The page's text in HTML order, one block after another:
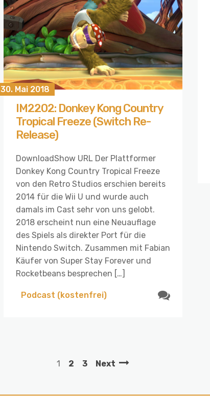
30. Mai 2018
IM2202: Donkey Kong Country
Tropical Freeze (Switch Re-
Release)
DownloadShow URL Der Plattformer
Donkey Kong Country Tropical Freeze
von den Retro Studios erschien bereits
2014 für die Wii U und wurde auch
damals im Cast sehr von uns gelobt.
2018 erscheint nun eine Neuauflage
des Spiels als direkter Port für die
Nintendo Switch. Zusammen mit Fabian
Käufer von Super Stay Forever und
Rocketbeans besprechen […]
Podcast (kostenfrei)
1 2 3 Next